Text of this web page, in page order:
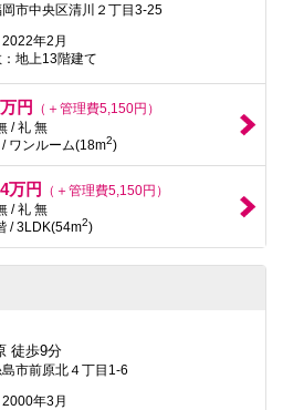
市中央区清川２丁目3-25
年2月
地上13階建て
円
（＋管理費5,150円）
/ 礼 無
ワンルーム(18m2)
万円
（＋管理費5,150円）
/ 礼 無
/ 3LDK(54m2)
徒歩9分
市前原北４丁目1-6
年3月